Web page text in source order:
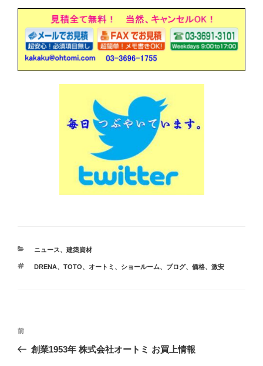
カ
ゴ
ニュース、 建築資材
タ
DRENA、 TOTO、 オートミ 、 ショールーム、 ブログ、 価格、 激安
投
前
の
前
創業1953年 株式会社オートミ お買上情報